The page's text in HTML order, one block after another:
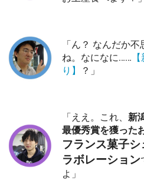
「ん？ なんだか
ね。なになに……
り】
？」
「ええ。これ、 新
最優秀賞を獲った
フランス菓子
ラボレーション
よ」